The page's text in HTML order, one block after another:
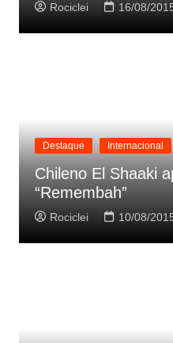
Rociclei 16/08/
Destaque Internacional
Chileno El Shaaki
“Remembah”
Rociclei 10/08/